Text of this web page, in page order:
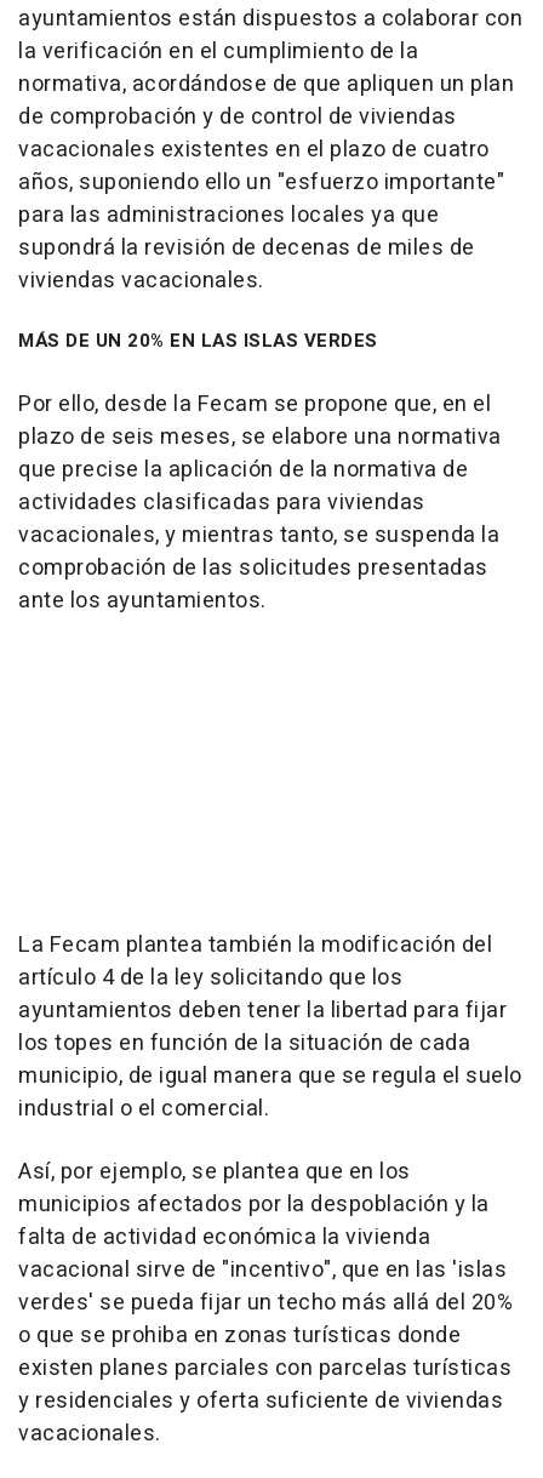
ayuntamientos están dispuestos a colaborar con
la verificación en el cumplimiento de la
normativa, acordándose de que apliquen un plan
de comprobación y de control de viviendas
vacacionales existentes en el plazo de cuatro
años, suponiendo ello un "esfuerzo importante"
para las administraciones locales ya que
supondrá la revisión de decenas de miles de
viviendas vacacionales.
MÁS DE UN 20% EN LAS ISLAS VERDES
Por ello, desde la Fecam se propone que, en el
plazo de seis meses, se elabore una normativa
que precise la aplicación de la normativa de
actividades clasificadas para viviendas
vacacionales, y mientras tanto, se suspenda la
comprobación de las solicitudes presentadas
ante los ayuntamientos.
La Fecam plantea también la modificación del
artículo 4 de la ley solicitando que los
ayuntamientos deben tener la libertad para fijar
los topes en función de la situación de cada
municipio, de igual manera que se regula el suelo
industrial o el comercial.
Así, por ejemplo, se plantea que en los
municipios afectados por la despoblación y la
falta de actividad económica la vivienda
vacacional sirve de "incentivo", que en las 'islas
verdes' se pueda fijar un techo más allá del 20%
o que se prohiba en zonas turísticas donde
existen planes parciales con parcelas turísticas
y residenciales y oferta suficiente de viviendas
vacacionales.